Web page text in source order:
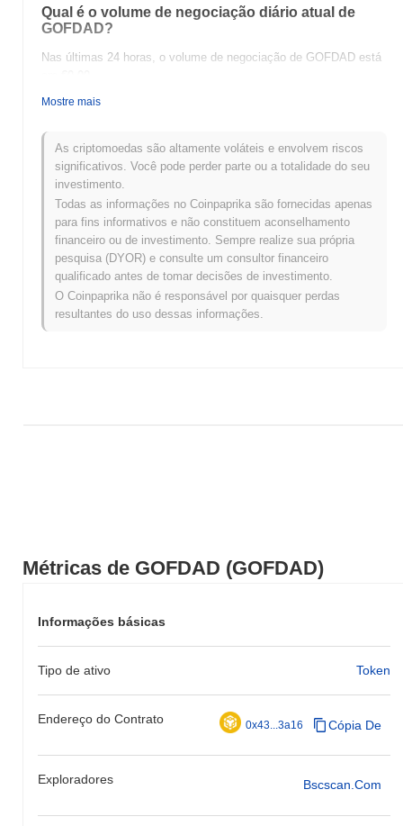
Métricas de GOFDAD (GOFDAD)
Informações básicas
Tipo de ativo Token
Endereço do Contrato 0x43...3a16 Cópia De
Exploradores Bscscan.com
Qual é o volume de negociação diário atual de
GOFDAD?
Nas últimas 24 horas, o volume de negociação de GOFDAD está
Qual é o histórico da faixa de preço de GOFDAD?
Máxima Histórica (ATH):
Mínima Histórica (ATL):
sua ATH .
Como GOFDAD está se desempenhando em
comparação com o mercado cripto mais amplo?
Nos últimos 7 dias, GOFDAD ganhou0.00%, superando o
mercado cripto geral que registrou um declínio de
indica um desempenho forte na ação de preço de GOFDAD em
Mostre mais
As criptomoedas são altamente voláteis e envolvem riscos
significativos. Você pode perder parte ou a totalidade do seu
investimento.
Todas as informações no Coinpaprika são fornecidas apenas
para fins informativos e não constituem aconselhamento
financeiro ou de investimento. Sempre realize sua própria
pesquisa (DYOR) e consulte um consultor financeiro
qualificado antes de tomar decisões de investimento.
O Coinpaprika não é responsável por quaisquer perdas
resultantes do uso dessas informações.